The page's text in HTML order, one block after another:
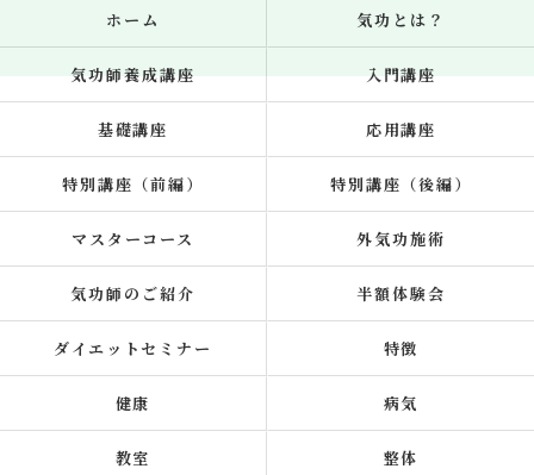
ホーム 気功とは？
気功師養成講座 入門講座
基礎講座 応用講座
特別講座（前編） 特別講座（後編）
マスターコース 外気功施術
気功師のご紹介 半額体験会
ダイエットセミナー 特徴
健康 病気
教室 整体